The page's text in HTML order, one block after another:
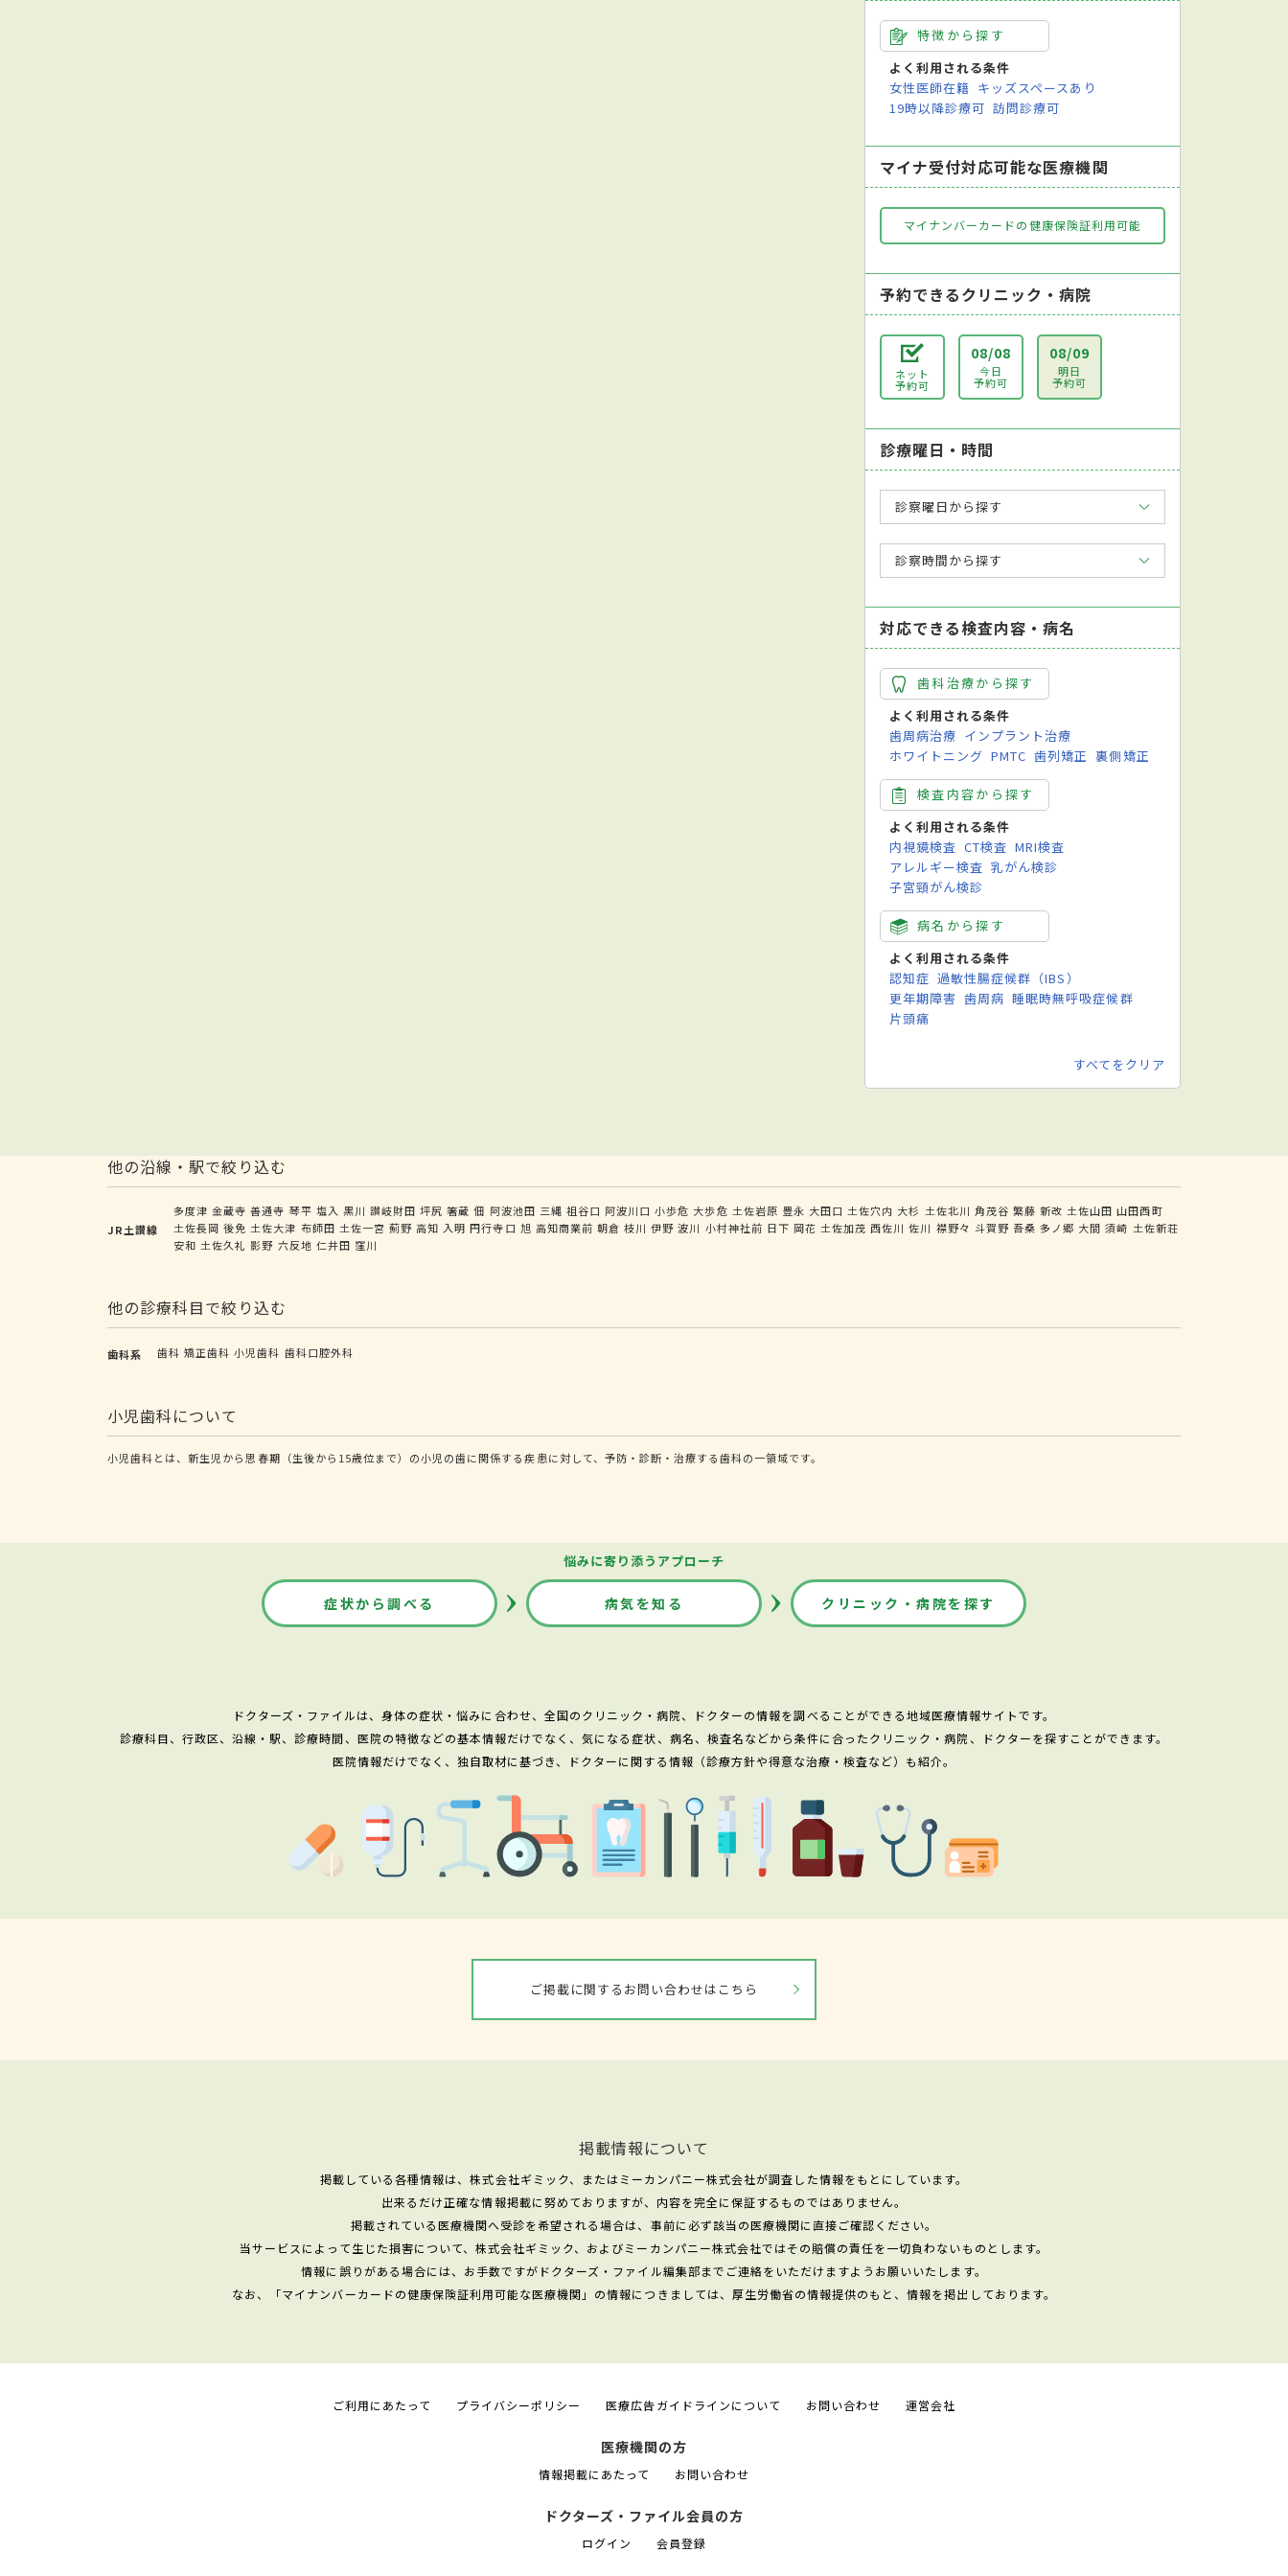
特徴から探す
よく利用される条件
女性医師在籍 キッズスペースあり
19時以降診療可 訪問診療可
マイナ受付対応可能な医療機関
マイナンバーカードの健康保険証利用可能
予約できるクリニック・病院
ネット
予約可
08/08
今日
予約可
08/09
明日
予約可
診療曜日・時間
診察曜日から探す
診察時間から探す
対応できる検査内容・病名
歯科治療から探す
よく利用される条件
歯周病治療 インプラント治療
ホワイトニング PMTC 歯列矯正 裏側矯正
検査内容から探す
よく利用される条件
内視鏡検査 CT検査 MRI検査
アレルギー検査 乳がん検診
子宮頸がん検診
病名から探す
よく利用される条件
認知症 過敏性腸症候群（IBS）
更年期障害 歯周病 睡眠時無呼吸症候群
片頭痛
すべてをクリア
他の沿線・駅で絞り込む
JR土讃線
多度津 金蔵寺 善通寺 琴平 塩入 黒川 讃岐財田 坪尻 箸蔵 佃 阿波池田 三縄 祖谷口 阿波川口 小歩危 大歩危 土佐岩原 豊永 大田口 土佐穴内 大杉 土佐北川 角茂谷 繁藤 新改 土佐山田 山田西町
土佐長岡 後免 土佐大津 布師田 土佐一宮 薊野 高知 入明 円行寺口 旭 高知商業前 朝倉 枝川 伊野 波川 小村神社前 日下 岡花 土佐加茂 西佐川 佐川 襟野々 斗賀野 吾桑 多ノ郷 大間 須崎 土佐新荘
安和 土佐久礼 影野 六反地 仁井田 窪川
他の診療科目で絞り込む
歯科系 歯科 矯正歯科 小児歯科 歯科口腔外科
小児歯科について
小児歯科とは、新生児から思春期（生後から15歳位まで）の小児の歯に関係する疾患に対して、予防・診断・治療する歯科の一領域です。
悩みに寄り添うアプローチ
症状から調べる 病気を知る クリニック・病院を探す
ドクターズ・ファイルは、身体の症状・悩みに合わせ、全国のクリニック・病院、ドクターの情報を調べることができる地域医療情報サイトです。
診療科目、行政区、沿線・駅、診療時間、医院の特徴などの基本情報だけでなく、気になる症状、病名、検査名などから条件に合ったクリニック・病院、ドクターを探すことができます。
医院情報だけでなく、独自取材に基づき、ドクターに関する情報（診療方針や得意な治療・検査など）も紹介。
ご掲載に関するお問い合わせはこちら
掲載情報について
掲載している各種情報は、株式会社ギミック、またはミーカンパニー株式会社が調査した情報をもとにしています。
出来るだけ正確な情報掲載に努めておりますが、内容を完全に保証するものではありません。
掲載されている医療機関へ受診を希望される場合は、事前に必ず該当の医療機関に直接ご確認ください。
当サービスによって生じた損害について、株式会社ギミック、およびミーカンパニー株式会社ではその賠償の責任を一切負わないものとします。
情報に誤りがある場合には、お手数ですがドクターズ・ファイル編集部までご連絡をいただけますようお願いいたします。
なお、「マイナンバーカードの健康保険証利用可能な医療機関」の情報につきましては、厚生労働省の情報提供のもと、情報を掲出しております。
ご利用にあたって プライバシーポリシー 医療広告ガイドラインについて お問い合わせ 運営会社
医療機関の方
情報掲載にあたって お問い合わせ
ドクターズ・ファイル会員の方
ログイン 会員登録